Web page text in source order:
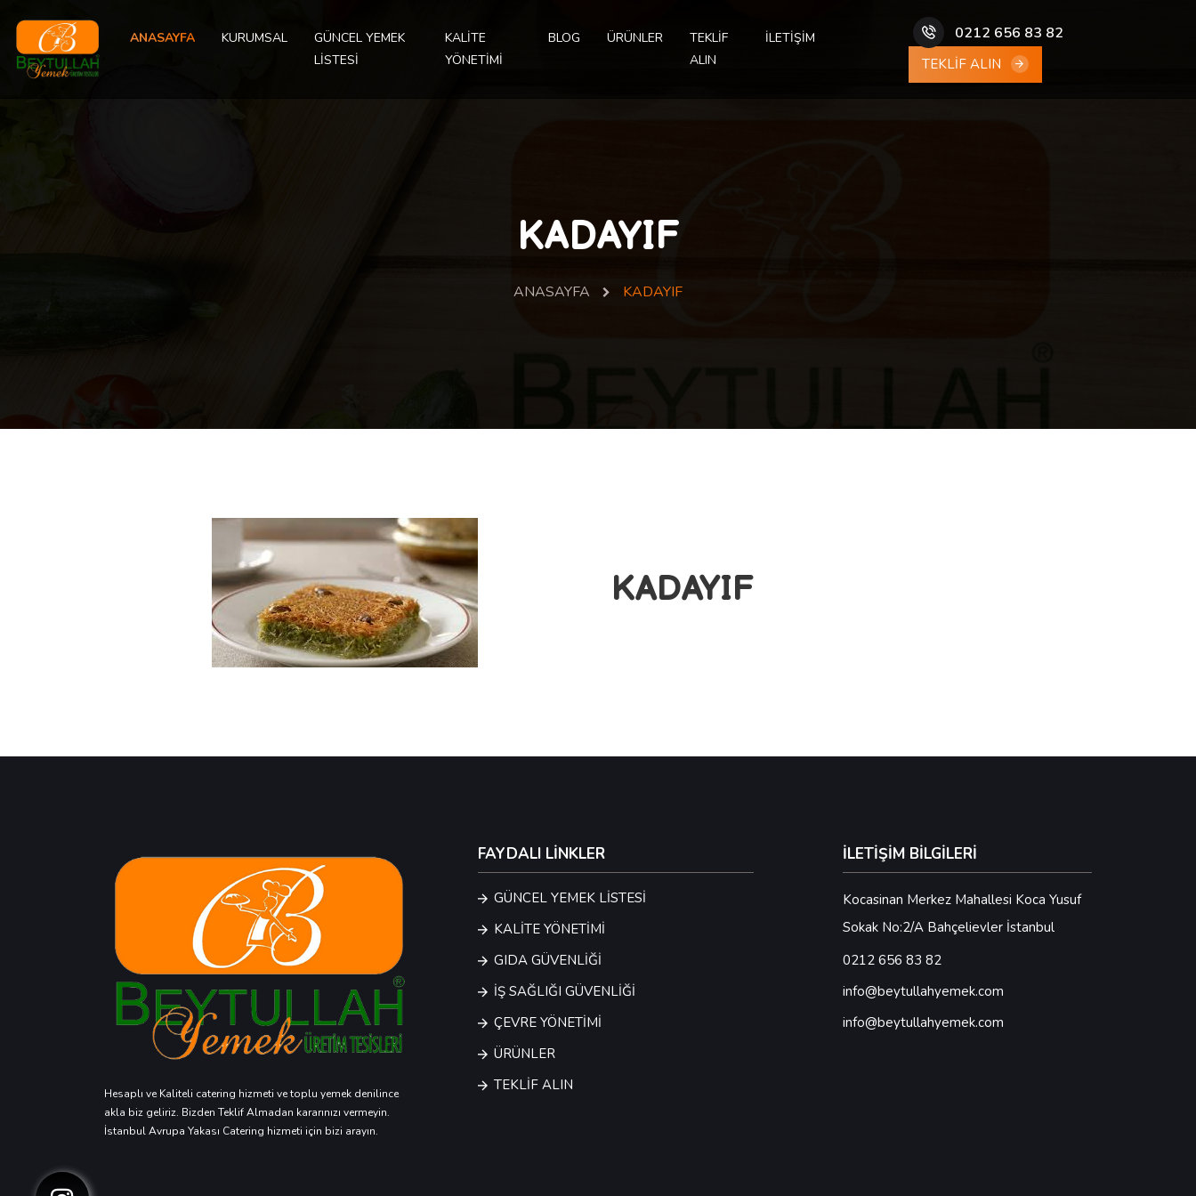
ANASAYFA KURUMSAL
GÜNCEL YEMEK
LİSTESİ
KALİTE
YÖNETİMİ
BLOG ÜRÜNLER
TEKLİF
ALIN
İLETİŞİM 0212 656 83 82
TEKLİF ALIN
KADAYIF
ANASAYFA KADAYIF
KADAYIF
Hesaplı ve Kaliteli catering hizmeti ve toplu yemek denilince
akla biz geliriz. Bizden Teklif Almadan kararınızı vermeyin.
İstanbul Avrupa Yakası Catering hizmeti için bizi arayın.
FAYDALI LİNKLER
GÜNCEL YEMEK LİSTESİ
KALİTE YÖNETİMİ
GIDA GÜVENLİĞİ
İŞ SAĞLIĞI GÜVENLİĞİ
ÇEVRE YÖNETİMİ
ÜRÜNLER
TEKLİF ALIN
İLETİŞİM BİLGİLERİ
Kocasinan Merkez Mahallesi Koca Yusuf
Sokak No:2/A Bahçelievler İstanbul
0212 656 83 82
info@beytullahyemek.com
info@beytullahyemek.com